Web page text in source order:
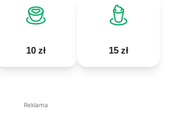
10 zł 15 zł
Reklama